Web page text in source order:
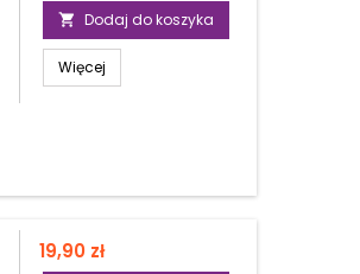
 Dodaj do koszyka
Więcej
Cena
19,90 zł